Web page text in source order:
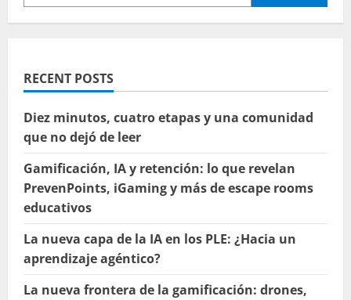
RECENT POSTS
Diez minutos, cuatro etapas y una comunidad
que no dejó de leer
Gamificación, IA y retención: lo que revelan
PrevenPoints, iGaming y más de escape rooms
educativos
La nueva capa de la IA en los PLE: ¿Hacia un
aprendizaje agéntico?
La nueva frontera de la gamificación: drones,